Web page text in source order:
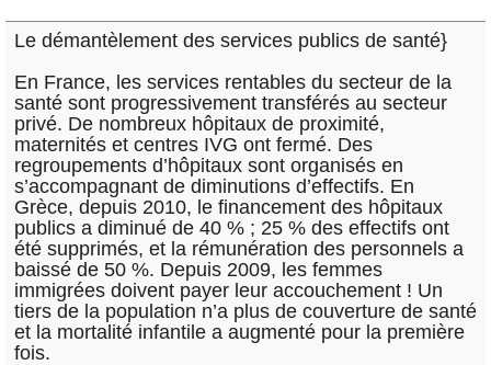
Le démantèlement des services publics de santé}
En France, les services rentables du secteur de la
santé sont progressivement transférés au secteur
privé. De nombreux hôpitaux de proximité,
maternités et centres IVG ont fermé. Des
regroupements d’hôpitaux sont organisés en
s’accompagnant de diminutions d’effectifs. En
Grèce, depuis 2010, le financement des hôpitaux
publics a diminué de 40 % ; 25 % des effectifs ont
été supprimés, et la rémunération des personnels a
baissé de 50 %. Depuis 2009, les femmes
immigrées doivent payer leur accouchement ! Un
tiers de la population n’a plus de couverture de santé
et la mortalité infantile a augmenté pour la première
fois.